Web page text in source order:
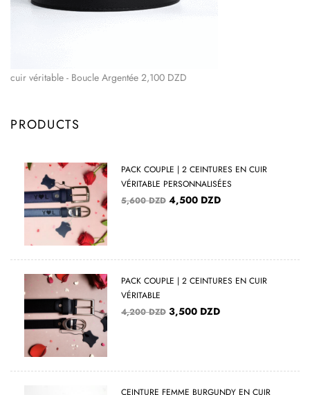
cuir véritable - Boucle Argentée 2,100 DZD
PRODUCTS
PACK COUPLE | 2 CEINTURES EN CUIR
VÉRITABLE PERSONNALISÉES
5,600DZD 4,500 DZD
PACK COUPLE | 2 CEINTURES EN CUIR
VÉRITABLE
4,200DZD 3,500 DZD
CEINTURE FEMME BURGUNDY EN CUIR